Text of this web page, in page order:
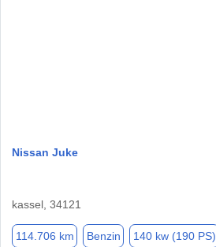
Nissan Juke
kassel, 34121
114.706 km Benzin 140 kw (190 PS)